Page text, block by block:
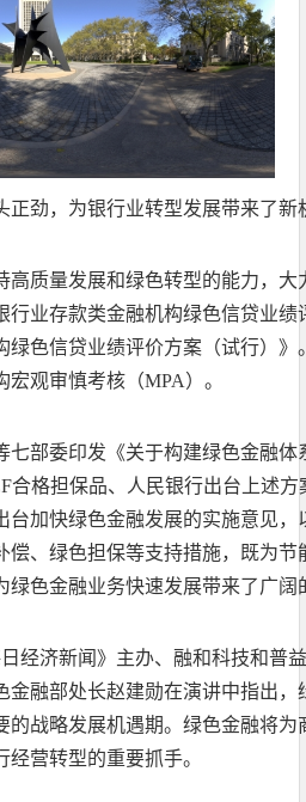
正劲，为银行业转型发展带来了新
高质量发展和绿色转型的能力，
行业存款类金融机构绿色信贷业
绿色信贷业绩评价方案（试行）
观审慎考核（MPA）。
七部委印发《关于构建绿色金融
合格担保品、人民银行出台上述
台加快绿色金融发展的实施意见
偿、绿色担保等支持措施，既为
绿色金融业务快速发展带来了广阔
经济新闻》主办、融和科技和普
金融部处长赵建勋在演讲中指出
的战略发展机遇期。绿色金融将
营转型的重要抓手。